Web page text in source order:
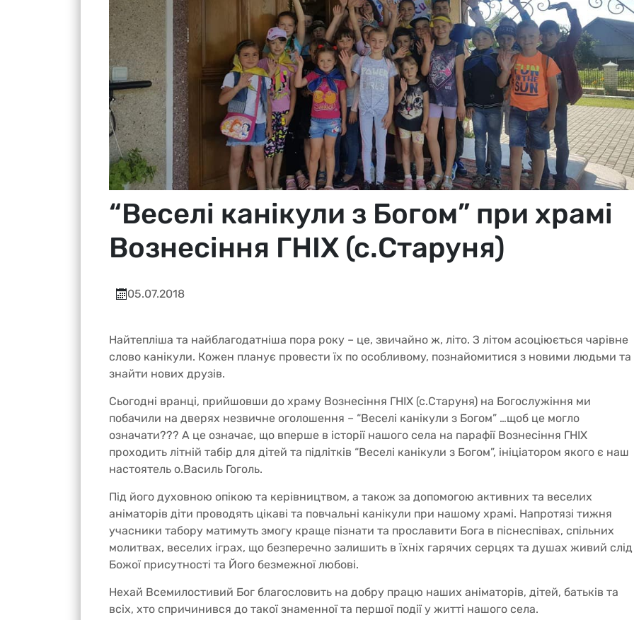
“Веселі канікули з Богом” при храмі
Вознесіння ГНІХ (с.Старуня)
05.07.2018
Найтепліша та найблагодатніша пора року – це, звичайно ж, літо. З літом асоціюється чарівне
слово канікули. Кожен планує провести їх по особливому, познайомитися з новими людьми та
знайти нових друзів.
Сьогодні вранці, прийшовши до храму Вознесіння ГНІХ (с.Старуня) на Богослужіння ми
побачили на дверях незвичне оголошення – “Веселі канікули з Богом” …щоб це могло
означати??? А це означає, що вперше в історії нашого села на парафії Вознесіння ГНІХ
проходить літній табір для дітей та підлітків “Веселі канікули з Богом”, ініціатором якого є наш
настоятель о.Василь Гоголь.
Під його духовною опікою та керівництвом, а також за допомогою активних та веселих
аніматорів діти проводять цікаві та повчальні канікули при нашому храмі. Напротязі тижня
учасники табору матимуть змогу краще пізнати та прославити Бога в піснеспівах, спільних
молитвах, веселих іграх, що безперечно залишить в їхніх гарячих серцях та душах живий слід
Божої присутності та Його безмежної любові.
Нехай Всемилостивий Бог благословить на добру працю наших аніматорів, дітей, батьків та
всіх, хто спричинився до такої знаменної та першої події у житті нашого села.